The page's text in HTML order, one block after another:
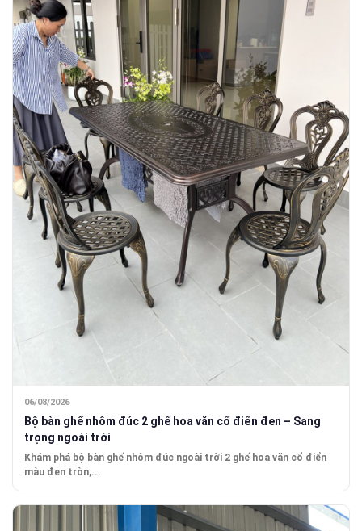
06/08/2026
Bộ bàn ghế nhôm đúc 2 ghế hoa văn cổ điển đen – Sang
trọng ngoài trời
Khám phá bộ bàn ghế nhôm đúc ngoài trời 2 ghế hoa văn cổ điển
màu đen tròn,...